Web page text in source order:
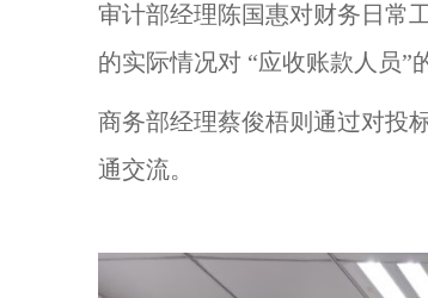
审计部经理陈国惠对财务日常
的实际情况对 “应收账款人员”
商务部经理蔡俊梧则通过对投
通交流。